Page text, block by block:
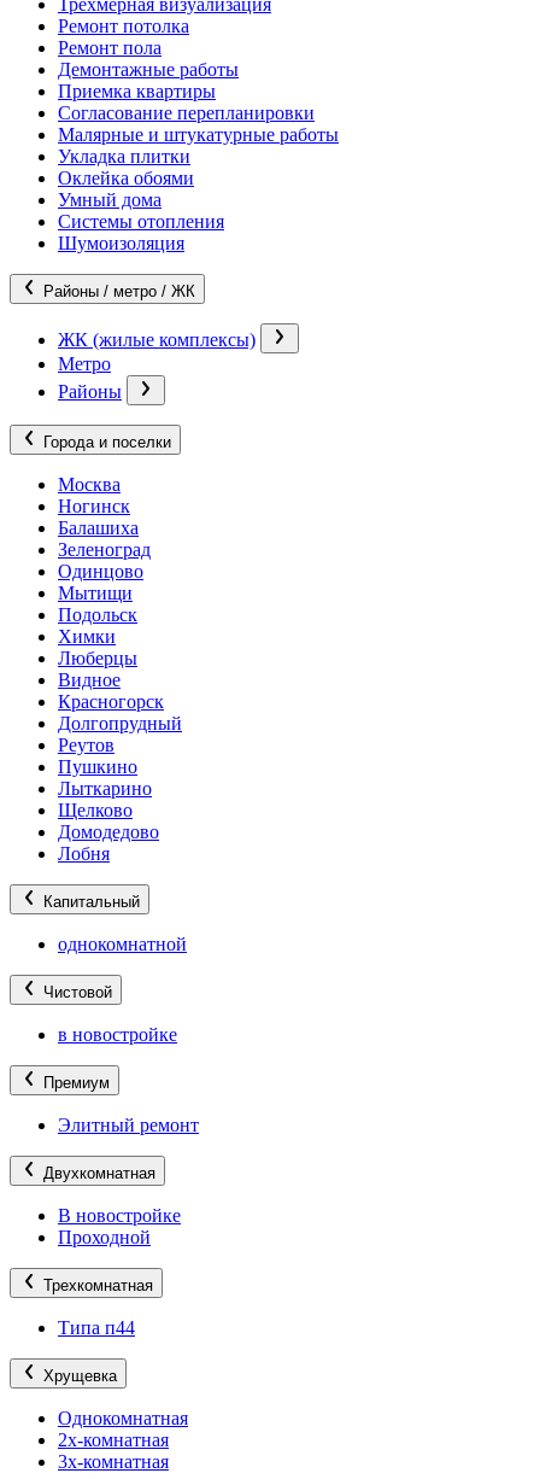
Трехмерная визуализация
Ремонт потолка
Ремонт пола
Демонтажные работы
Приемка квартиры
Согласование перепланировки
Малярные и штукатурные работы
Укладка плитки
Оклейка обоями
Умный дома
Системы отопления
Шумоизоляция
Районы / метро / ЖК
ЖК (жилые комплексы)
Метро
Районы
Города и поселки
Москва
Ногинск
Балашиха
Зеленоград
Одинцово
Мытищи
Подольск
Химки
Люберцы
Видное
Красногорск
Долгопрудный
Реутов
Пушкино
Лыткарино
Щелково
Домодедово
Лобня
Капитальный
однокомнатной
Чистовой
в новостройке
Премиум
Элитный ремонт
Двухкомнатная
В новостройке
Проходной
Трехкомнатная
Типа п44
Хрущевка
Однокомнатная
2х-комнатная
3х-комнатная